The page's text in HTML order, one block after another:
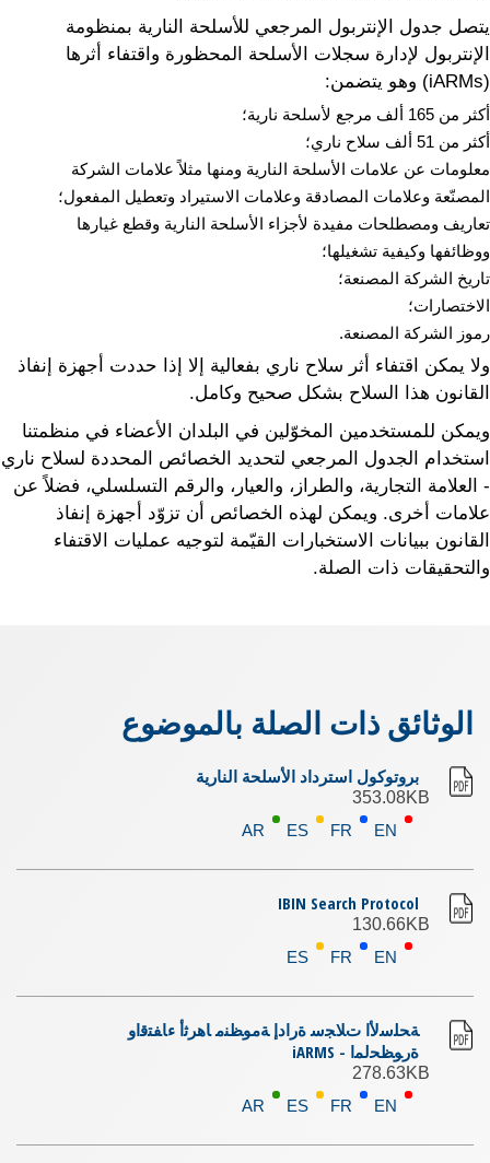
يتصل جدول الإنتربول المرجعي للأسلحة النارية بمنظومة
الإنتربول لإدارة سجلات الأسلحة المحظورة واقتفاء أثرها
(iARMs) وهو يتضمن:
أكثر من 165 ألف مرجع لأسلحة نارية؛
أكثر من 51 ألف سلاح ناري؛
معلومات عن علامات الأسلحة النارية ومنها مثلاً علامات الشركة
المصنّعة وعلامات المصادقة وعلامات الاستيراد وتعطيل المفعول؛
تعاريف ومصطلحات مفيدة لأجزاء الأسلحة النارية وقطع غيارها
ووظائفها وكيفية تشغيلها؛
تاريخ الشركة المصنعة؛
الاختصارات؛
رموز الشركة المصنعة.
ولا يمكن اقتفاء أثر سلاح ناري بفعالية إلا إذا حددت أجهزة إنفاذ
القانون هذا السلاح بشكل صحيح وكامل.
ويمكن للمستخدمين المخوّلين في البلدان الأعضاء في منظمتنا
استخدام الجدول المرجعي لتحديد الخصائص المحددة لسلاح ناري
- العلامة التجارية، والطراز، والعيار، والرقم التسلسلي، فضلاً عن
علامات أخرى. ويمكن لهذه الخصائص أن تزوّد أجهزة إنفاذ
القانون ببيانات الاستخبارات القيّمة لتوجيه عمليات الاقتفاء
والتحقيقات ذات الصلة.
الوثائق ذات الصلة بالموضوع
بروتوكول استرداد الأسلحة النارية
353.08KB
EN
FR
ES
AR
IBIN Search Protocol
130.66KB
EN
FR
ES
ﺔﺤﻠﺳﻷا تﻼﺠﺳ ةرادإ ﺔﻣﻮﻈﻨﻣ ﺎﻫﺮﺛأ ءﺎﻔﺘﻗاو
ةرﻮﻈﺤﻟﻤا - iARMS
278.63KB
EN
FR
ES
AR